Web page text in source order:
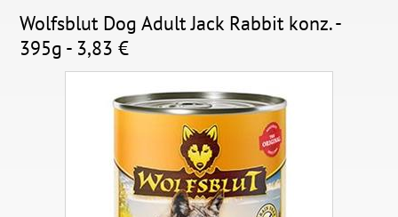
Wolfsblut Dog Adult Jack Rabbit konz. -
395g - 3,83 €